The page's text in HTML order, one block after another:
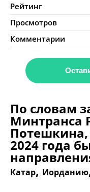
Рейтинг
Просмотров
Комментарии
По словам
Минтранса
Потешкина,
2024 года
Катар, Иорданию